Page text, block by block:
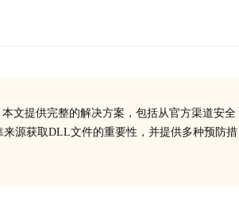
文提供完整的解决方案，包括从官方渠道安全
源获取DLL文件的重要性，并提供多种预防措